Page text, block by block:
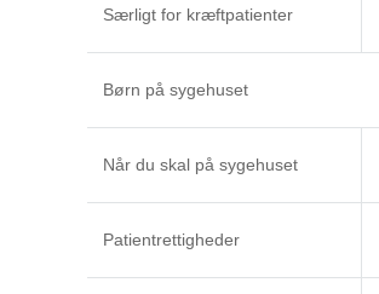
Særligt for kræftpatienter
Børn på sygehuset
Når du skal på sygehuset
Patientrettigheder